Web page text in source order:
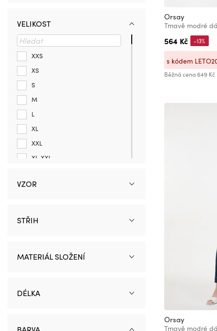
Orsay
Tmavě modré
564 Kč
Běžná cena 649 Kč
-13%
s kódem
Orsay
Tmavě modré
VELIKOST
XXS
XS
S
M
L
XL
XXL
XL-XXL
0
6
16
24
VZOR
STŘIH
MATERIÁL SLOŽENÍ
DÉLKA